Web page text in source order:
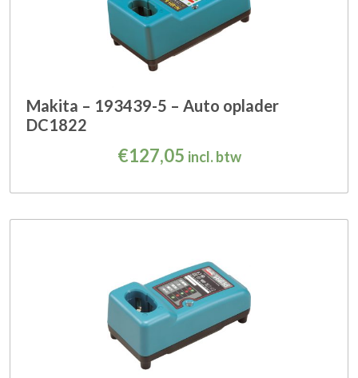
Makita – 193439-5 – Auto oplader
DC1822
€127,05 incl. btw